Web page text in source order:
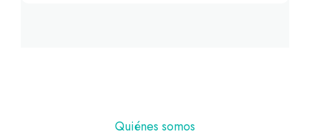
Quiénes somos